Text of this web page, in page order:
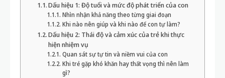
Dấu hiệu 1: Độ tuổi và mức độ phát triển của con
Nhìn nhận khả năng theo từng giai đoạn
Khi nào nên giúp và khi nào để con tự làm?
Dấu hiệu 2: Thái độ và cảm xúc của trẻ khi thực
hiện nhiệm vụ
Quan sát sự tự tin và niềm vui của con
Khi trẻ gặp khó khăn hay thất vọng thì nên làm
gì?